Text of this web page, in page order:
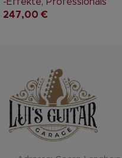
247,00 €